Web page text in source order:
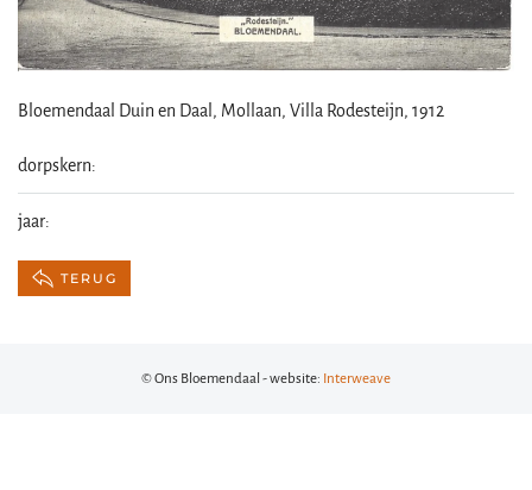
Bloemendaal Duin en Daal, Mollaan, Villa Rodesteijn, 1912
dorpskern:
jaar:
TERUG
© Ons Bloemendaal - website: Interweave